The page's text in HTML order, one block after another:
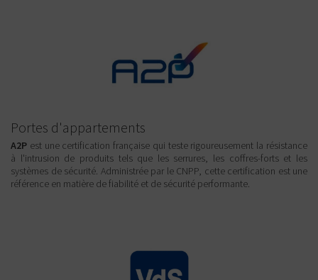
Portes d'appartements
A2P est une certification française qui teste rigoureusement la résistance
à l'intrusion de produits tels que les serrures, les coffres-forts et les
systèmes de sécurité. Administrée par le CNPP, cette certification est une
référence en matière de fiabilité et de sécurité performante.